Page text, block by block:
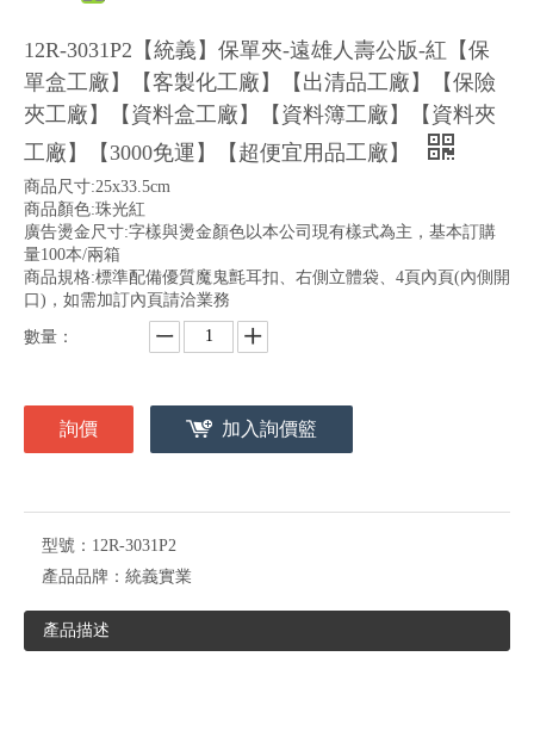
12R-3031P2【統義】保單夾-遠雄人壽公版-紅【保
單盒工廠】【客製化工廠】【出清品工廠】【保險
夾工廠】【資料盒工廠】【資料簿工廠】【資料夾
工廠】【3000免運】【超便宜用品工廠】
商品尺寸:25x33.5cm
商品顏色:珠光紅
廣告燙金尺寸:字樣與燙金顏色以本公司現有樣式為主，基本訂購
量100本/兩箱
商品規格:標準配備優質魔鬼氈耳扣、右側立體袋、4頁內頁(內側開
口)，如需加訂內頁請洽業務
數量：
詢價 加入詢價籃
型號： 12R-3031P2
產品品牌： 統義實業
產品描述